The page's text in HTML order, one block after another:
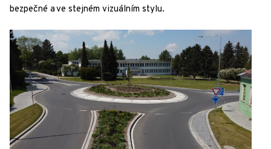
bezpečné a ve stejném vizuálním stylu.